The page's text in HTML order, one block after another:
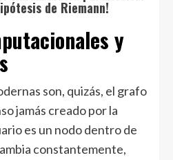
de Riemann!
y
son, quizás, el grafo
jamás creado por la
es un nodo dentro de
constantemente,